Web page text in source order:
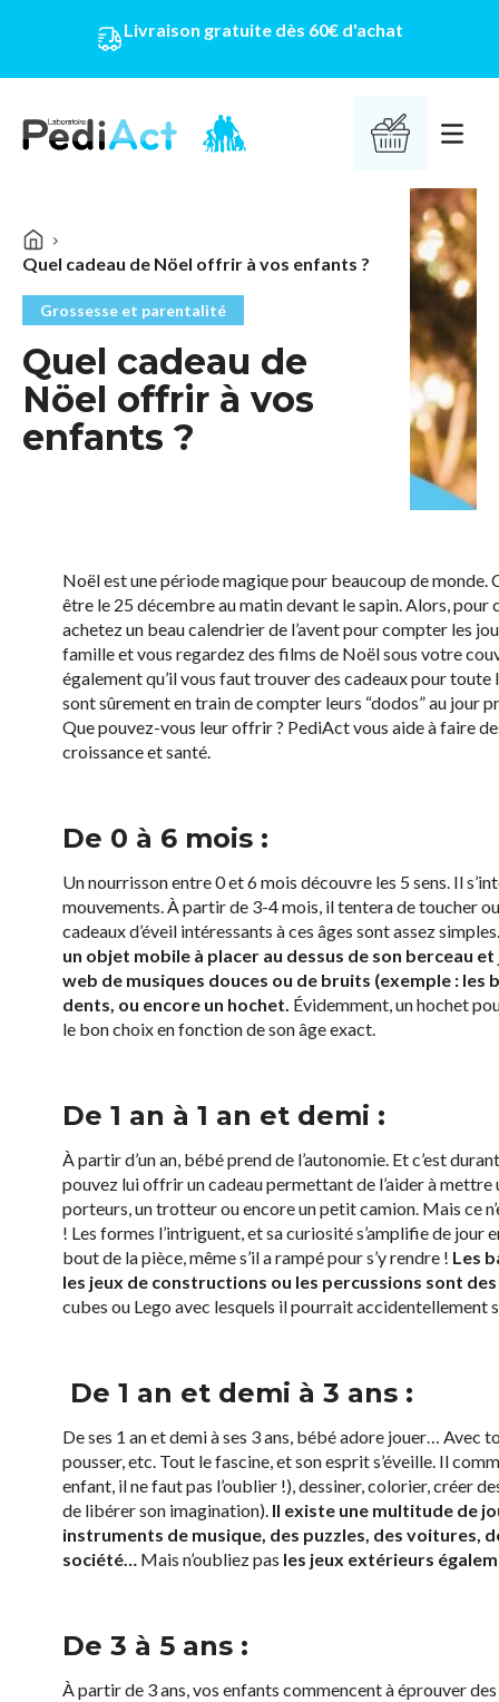
Livraison gratuite dès 60€ d'achat
Quel cadeau de Nöel offrir à vos enfants ?
Grossesse et parentalité
Quel cadeau de
Nöel offrir à vos
enfants ?
Noël est une période magique pour beaucoup de monde.
être le 25 décembre au matin devant le sapin. Alors,
achetez un beau calendrier de l’avent pour compter les
famille et vous regardez des films de Noël sous votre
également qu’il vous faut trouver des cadeaux pour
sont sûrement en train de compter leurs “dodos” au jour
Que pouvez-vous leur offrir ? PediAct vous aide à faire
croissance et santé.
De 0 à 6 mois :
Un nourrisson entre 0 et 6 mois découvre les 5 sens. Il
mouvements. À partir de 3-4 mois, il tentera de toucher
cadeaux d’éveil intéressants à ces âges sont assez simples.
un objet mobile à placer au dessus de son berceau
web de musiques douces ou de bruits (exemple :
dents, ou encore un hochet. Évidemment, un hochet
le bon choix en fonction de son âge exact.
De 1 an à 1 an et demi :
À partir d’un an, bébé prend de l’autonomie. Et c’est
pouvez lui offrir un cadeau permettant de l’aider à
porteurs, un trotteur ou encore un petit camion. Mais ce
! Les formes l’intriguent, et sa curiosité s’amplifie de jour
bout de la pièce, même s’il a rampé pour s’y rendre ! Les
les jeux de constructions ou les percussions sont
cubes ou Lego avec lesquels il pourrait accidentellement
De 1 an et demi à 3 ans :
De ses 1 an et demi à ses 3 ans, bébé adore jouer… Avec
pousser, etc. Tout le fascine, et son esprit s’éveille. Il
enfant, il ne faut pas l’oublier !), dessiner, colorier, créer
de libérer son imagination). Il existe une multitude de
instruments de musique, des puzzles, des voitures,
société… Mais n’oubliez pas les jeux extérieurs
De 3 à 5 ans :
À partir de 3 ans, vos enfants commencent à éprouver